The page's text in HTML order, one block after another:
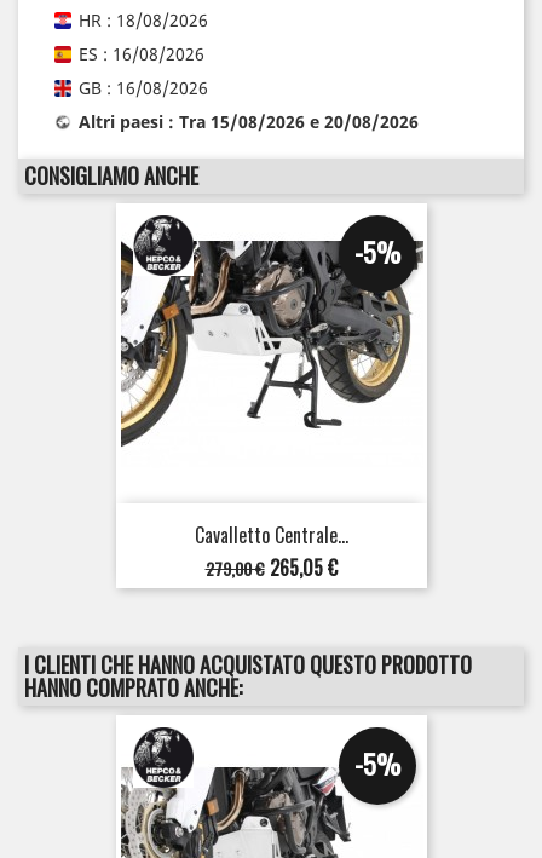
HR : 18/08/2026
ES : 16/08/2026
GB : 16/08/2026
Altri paesi : Tra 15/08/2026 e 20/08/2026
CONSIGLIAMO ANCHE
Cavalletto Centrale...
Prezzo
base
279,00 €
-5%
Prezzo
265,05 €
I CLIENTI CHE HANNO ACQUISTATO QUESTO PRODOTTO
HANNO COMPRATO ANCHE:
-5%